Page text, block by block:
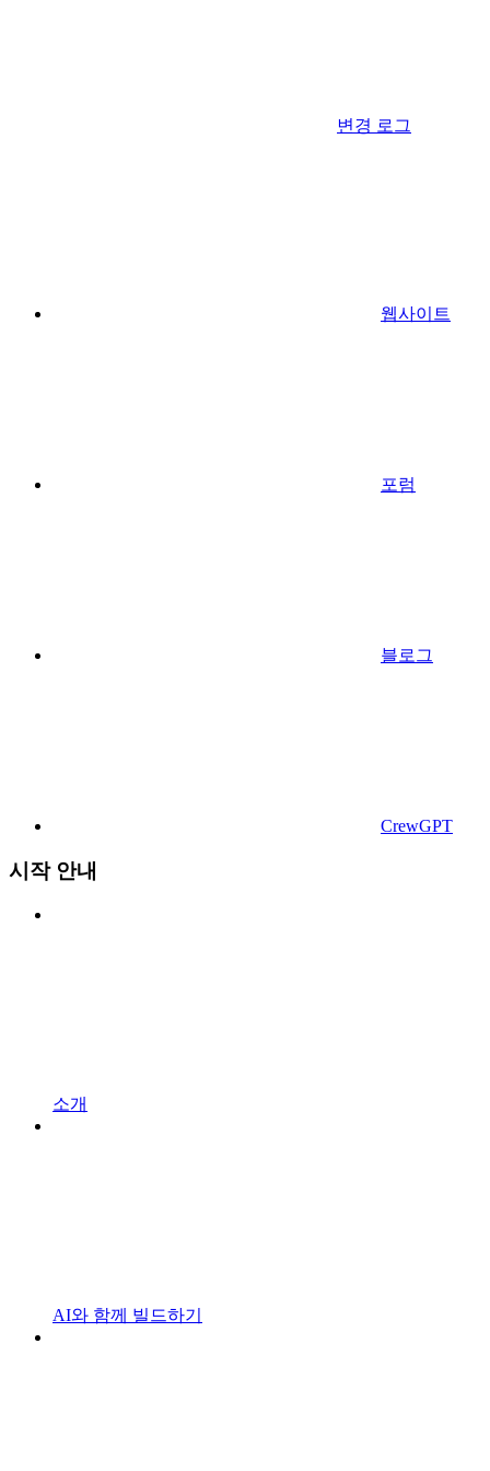
변경 로그
웹사이트
포럼
블로그
CrewGPT
시작 안내
소개
AI와 함께 빌드하기